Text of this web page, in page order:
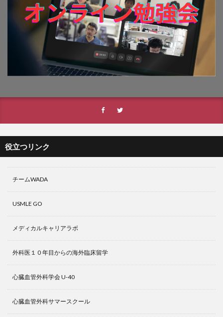
役立つリンク
チームWADA
USMLE GO
メディカルキャリアラボ
外科医１０年目からの海外臨床留学
心臓血管外科学会 U-40
心臓血管外科サマースクール